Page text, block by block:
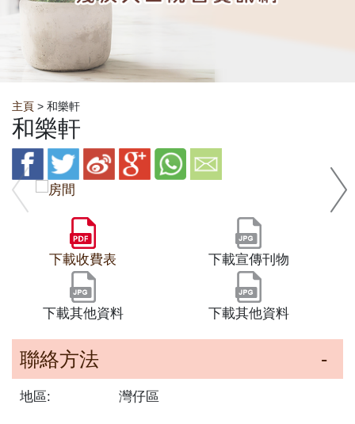
Breadcrumb
主頁 > 和樂軒
和樂軒
下載收費表 下載宣傳刊物
下載其他資料 下載其他資料
聯絡方法
地區: 灣仔區